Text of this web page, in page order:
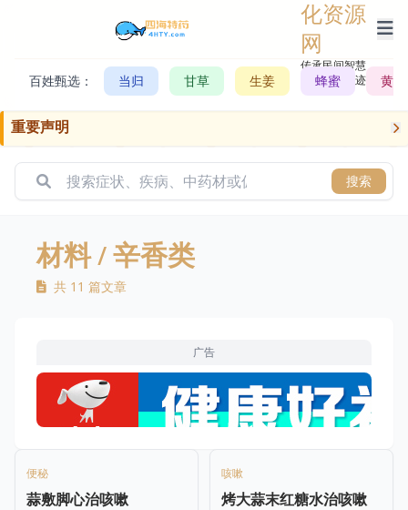
化资源
网
传承民间智慧，
记录历史轨迹
百姓甄选： 当归 甘草 生姜 蜂蜜 黄芪
重要声明
搜索
材料/ 辛香类
共 11 篇文章
广告
便秘
蒜敷脚心治咳嗽
咳嗽
烤大蒜末红糖水治咳嗽